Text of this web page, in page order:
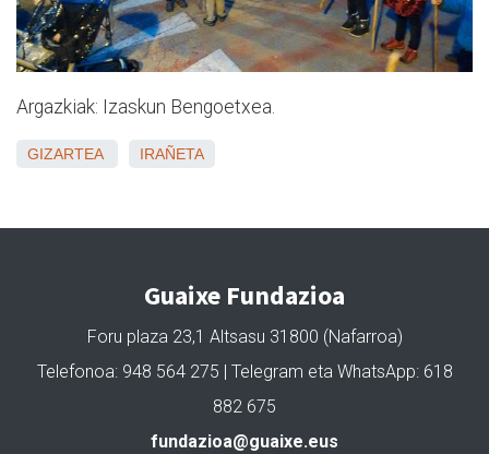
Argazkiak: Izaskun Bengoetxea.
GIZARTEA IRAÑETA
Guaixe Fundazioa
Foru plaza 23,1 Altsasu 31800 (Nafarroa)
Telefonoa: 948 564 275 | Telegram eta WhatsApp: 618
882 675
fundazioa@guaixe.eus